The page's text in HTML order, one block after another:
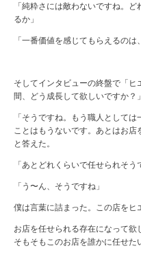
「純粋さには敵わないですね。
るか」
「一番価値を感じてもらえるの
そしてインタビューの終盤で「
間、どう成長して欲しいですか？
「そうですね。もう職人として
ことはもうないです。あとはお店
と答えた。
「あとどれくらいで任せられそう
「う〜ん、そうですね」
僕は言葉に詰まった。この店をヒ
お店を任せられる存在になって欲
そもそもこのお店を誰かに任せた